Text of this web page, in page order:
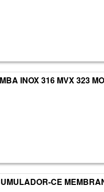
INOX 316 MVX 323
CE